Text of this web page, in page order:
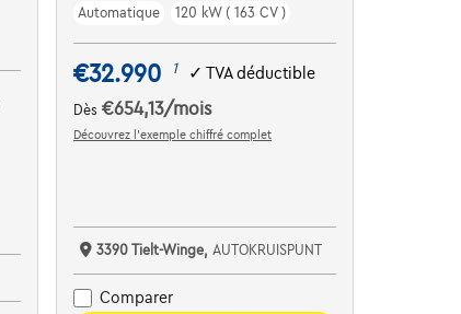
Automatique
120 kW ( 163 CV )
€32.990 1 ✓TVA déductible
Dès€654,13/mois
Découvrez l’exemple chiffré complet
3390 Tielt-Winge, AUTOKRUISPUNT
Comparer